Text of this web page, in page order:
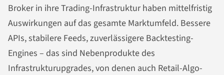
Broker in ihre Trading-Infrastruktur haben mittelfristig
Auswirkungen auf das gesamte Marktumfeld. Bessere
APIs, stabilere Feeds, zuverlässigere Backtesting-
Engines – das sind Nebenprodukte des
Infrastrukturupgrades, von denen auch Retail-Algo-